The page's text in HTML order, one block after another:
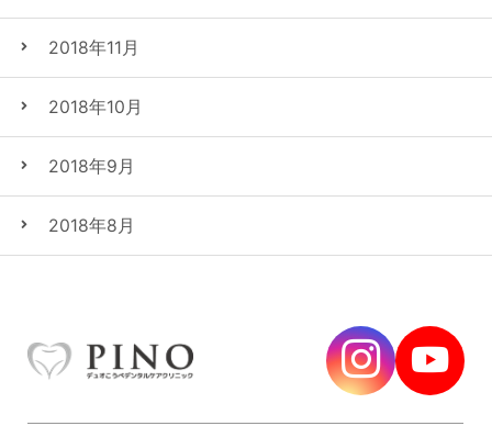
2018年11月
2018年10月
2018年9月
2018年8月